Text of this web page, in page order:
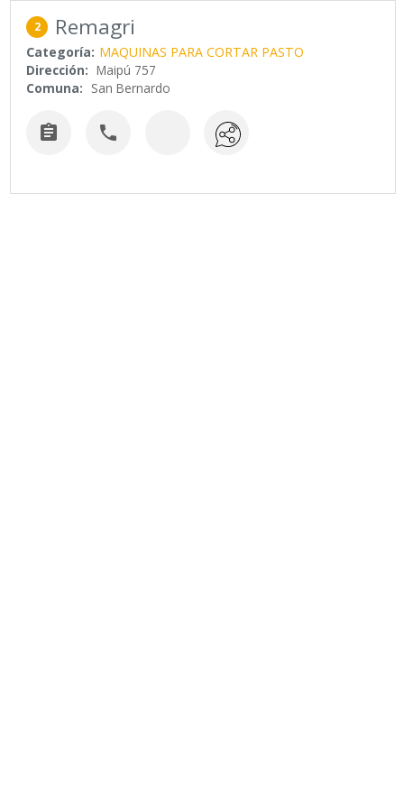
2 Remagri
Categoría: MAQUINAS PARA CORTAR PASTO
Dirección: Maipú 757
Comuna: San Bernardo
 